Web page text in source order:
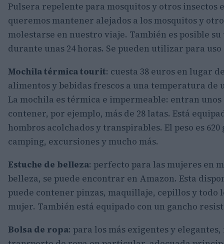
Pulsera repelente para mosquitos y otros insectos
queremos mantener alejados a los mosquitos y
molestarse en nuestro viaje. También es posible su
durante unas 24 horas. Se pueden utilizar para
Mochila térmica tourit: cuesta 38 euros en lugar
alimentos y bebidas frescos a una temperatura de
La mochila es térmica e impermeable: entran unos
contener, por ejemplo, más de 28 latas. Está
hombros acolchados y transpirables. El peso es
camping, excursiones y mucho más.
Estuche de belleza: perfecto para las mujeres en
belleza, se puede encontrar en Amazon. Esta
puede contener pinzas, maquillaje, cepillos y todo
mujer. También está equipado con un gancho
Bolsa de ropa: para los más exigentes y